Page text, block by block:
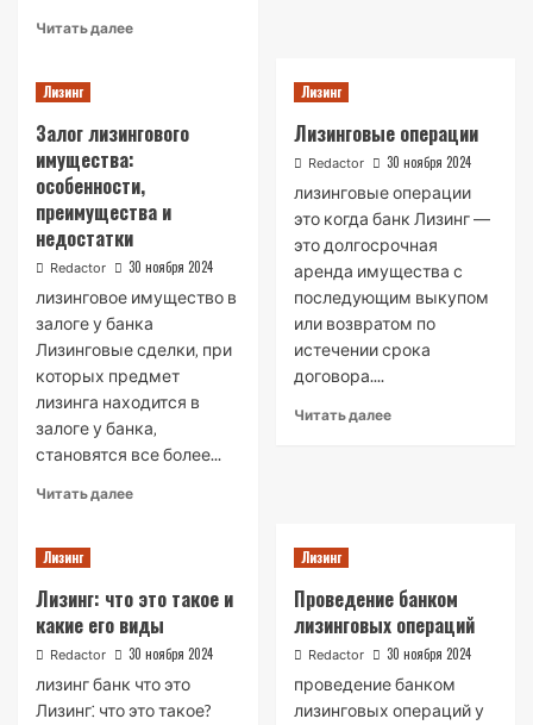
Читать далееRead
лизинг
физическим
лицам
Лизинг
Залог лизингового
имущества:
особенности,
преимущества и
недостатки
Redactor 30 ноября 2024
лизинговое имущество в
залоге у банка
Лизинговые сделки‚ при
которых предмет
лизинга находится в
залоге у банка‚
становятся все более...
Читать далееRead
имущества:
особенности,
преимущества
недостатки
Лизинг
Лизинговые операции
Redactor 30 ноября 2024
лизинговые операции
это когда банк Лизинг ―
это долгосрочная
аренда имущества с
последующим выкупом
или возвратом по
истечении срока
договора....
Читать далееRead
Лизинг
Лизинг: что это такое и
какие его виды
Redactor 30 ноября 2024
лизинг банк что это
Лизинг⁚ что это такое?
Лизинг
Проведение банком
лизинговых операций
Redactor 30 ноября 2024
проведение банком
лизинговых операций у